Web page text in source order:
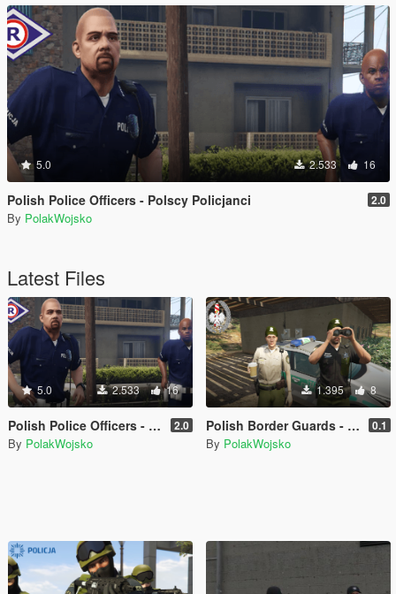
5.0 2.533 16
Polish Police Officers - Polscy Policjanci 2.0
By PolakWojsko
Latest Files
5.0 2.533 16
Polish Police Officers - Polscy Policjanci 2.0
By PolakWojsko
1.395 8
Polish Border Guards - Polska Straż Graniczna 0.1
By PolakWojsko